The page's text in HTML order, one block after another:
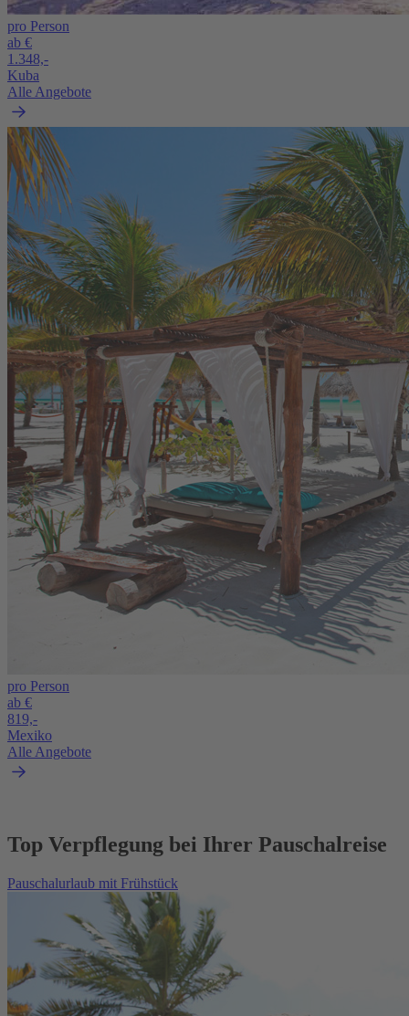
pro Person
ab €
1.348,-
Kuba
Alle Angebote
pro Person
ab €
819,-
Mexiko
Alle Angebote
Top Verpflegung bei Ihrer Pauschalreise
Pauschalurlaub mit Frühstück